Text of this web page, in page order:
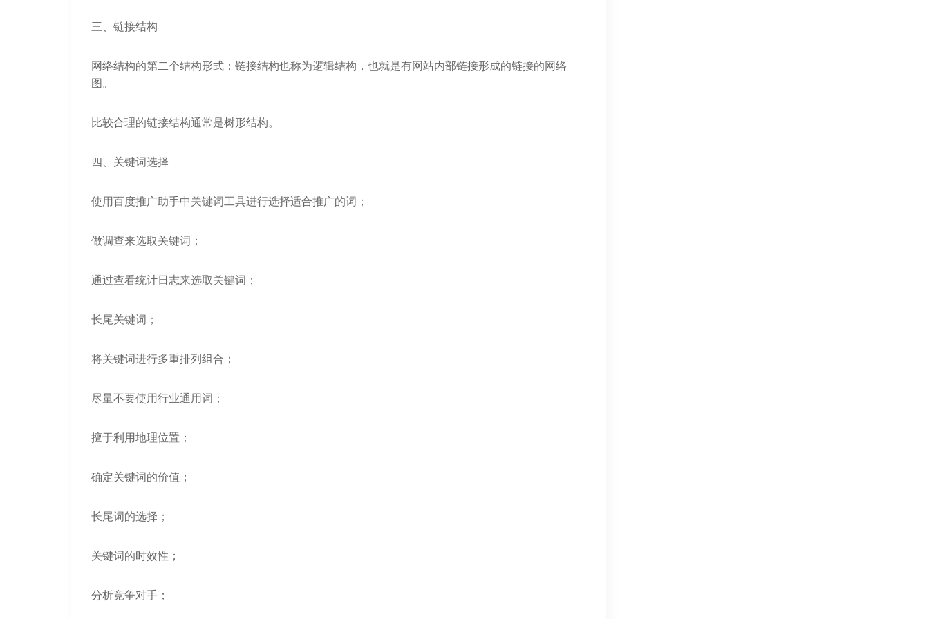
三、链接结构
网络结构的第二个结构形式：链接结构也称为逻辑结构，也就是有网站内部链接形成的链接的网络
图。
比较合理的链接结构通常是树形结构。
四、关键词选择
使用百度推广助手中关键词工具进行选择适合推广的词；
做调查来选取关键词；
通过查看统计日志来选取关键词；
长尾关键词；
将关键词进行多重排列组合；
尽量不要使用行业通用词；
擅于利用地理位置；
确定关键词的价值；
长尾词的选择；
关键词的时效性；
分析竞争对手；